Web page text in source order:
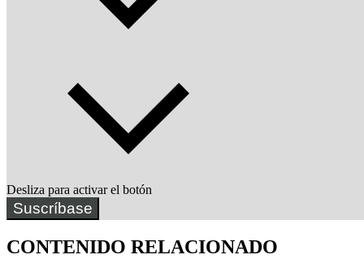
Desliza para activar el botón
Suscríbase
CONTENIDO RELACIONADO